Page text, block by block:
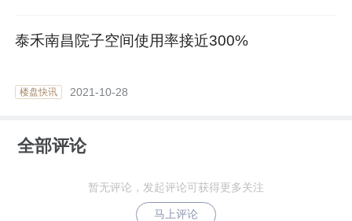
泰禾南昌院子空间使用率接近300%
楼盘快讯 2021-10-28
全部评论
暂无评论，发起评论可获得更多关注
马上评论